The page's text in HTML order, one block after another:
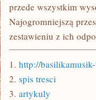
przede wszystkim
Najogromniejszą
zestawieniu z ich
1. http://
2. spis tresci
3. artykuly